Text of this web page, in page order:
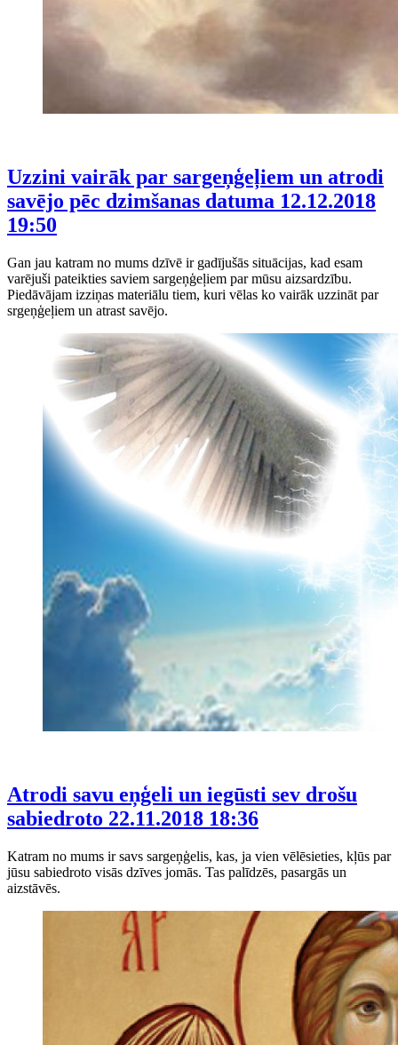
Uzzini vairāk par sargeņģeļiem un atrodi
savējo pēc dzimšanas datuma 12.12.2018
19:50
Gan jau katram no mums dzīvē ir gadījušās situācijas, kad esam
varējuši pateikties saviem sargeņģeļiem par mūsu aizsardzību.
Piedāvājam izziņas materiālu tiem, kuri vēlas ko vairāk uzzināt par
srgeņģeļiem un atrast savējo.
Atrodi savu eņģeli un iegūsti sev drošu
sabiedroto 22.11.2018 18:36
Katram no mums ir savs sargeņģelis, kas, ja vien vēlēsieties, kļūs par
jūsu sabiedroto visās dzīves jomās. Tas palīdzēs, pasargās un
aizstāvēs.